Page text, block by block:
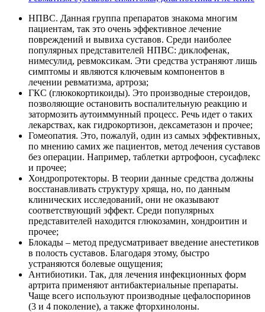
НПВС. Данная группа препаратов знакома многим
пациентам, так это очень эффективное лечение
повреждений и вывиха суставов. Среди наиболее
популярных представителей НПВС: диклофенак,
нимесулид, ревмоксикам. Эти средства устраняют лишь
симптомы и являются ключевым компонентов в
лечении ревматизма, артроза;
ГКС (глюкокортикоиды). Это производные стероидов,
позволяющие остановить воспалительную реакцию и
затормозить аутоиммунный процесс. Речь идет о таких
лекарствах, как гидрокортизон, дексаметазон и прочее;
Гомеопатия. Это, пожалуй, один из самых эффективных,
по мнению самих же пациентов, метод лечения суставов
без операции. Например, таблетки артрофоон, сусафлекс
и прочее;
Хондропротекторы. В теории данные средства должны
восстанавливать структуру хряща, но, по данным
клинических исследований, они не оказывают
соответствующий эффект. Среди популярных
представителей находится глюкозамин, хондроитин и
прочее;
Блокады – метод предусматривает введение анестетиков
в полость суставов. Благодаря этому, быстро
устраняются болевые ощущения;
Антибиотики. Так, для лечения инфекционных форм
артрита применяют антибактериальные препараты.
Чаще всего используют производные цефалоспоринов
(3 и 4 поколение), а также фторхинолоны.